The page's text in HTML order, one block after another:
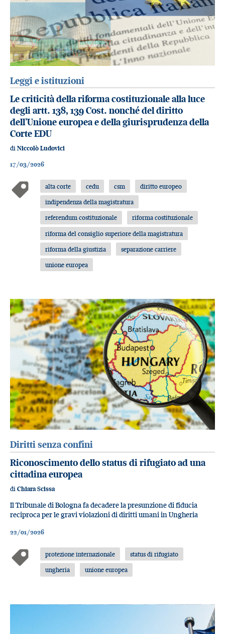
Leggi e istituzioni
Le criticità della riforma costituzionale alla luce
degli artt. 138, 139 Cost. nonché del diritto
dell’Unione europea e della giurisprudenza della
Corte EDU
di Niccolò Ludovici
17/03/2026
alta corte cedu csm
diritto europeo
indipendenza della magistratura
referendum costituzionale
riforma costituzionale
riforma del consiglio superiore della magistratura
riforma della giustizia
separazione carriere
unione europea
Diritti senza confini
Riconoscimento dello status di rifugiato ad una
cittadina europea
di Chiara Scissa
Il Tribunale di Bologna fa decadere la presunzione di fiducia
reciproca per le gravi violazioni di diritti umani in Ungheria
22/01/2026
protezione internazionale
status di rifugiato
ungheria
unione europea